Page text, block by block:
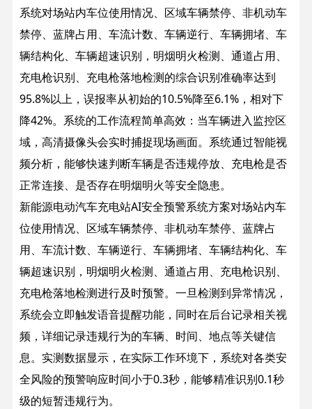
系统对场站内车位使用情况、区域车辆禁停、非机动车
禁停、蓝牌占用、车流计数、车辆逆行、车辆拥堵、车
辆结构化、车辆超速识别，明烟明火检测、通道占用、
充电枪识别、充电枪落地检测的综合识别准确率达到
95.8%以上，误报率从初始的10.5%降至6.1%，相对下
降42%。 系统的工作流程简单高效：当车辆进入监控区
域，高清摄像头会实时捕捉现场画面。系统通过智能视
频分析，能够快速判断车辆是否违规停放、充电枪是否
正常连接、是否存在明烟明火等安全隐患。
新能源电动汽车充电站AI安全预警系统方案对场站内车
位使用情况、区域车辆禁停、非机动车禁停、蓝牌占
用、车流计数、车辆逆行、车辆拥堵、车辆结构化、车
辆超速识别，明烟明火检测、通道占用、充电枪识别、
充电枪落地检测进行及时预警。一旦检测到异常情况，
系统会立即触发语音提醒功能，同时在后台记录相关视
频，详细记录违规行为的车辆、时间、地点等关键信
息。 实测数据显示，在实际工作环境下，系统对各类安
全风险的预警响应时间小于0.3秒，能够精准识别0.1秒
级的短暂违规行为。